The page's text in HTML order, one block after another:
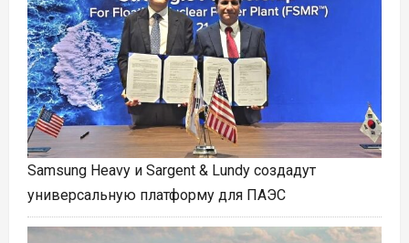
Samsung Heavy и Sargent & Lundy создадут
универсальную платформу для ПАЭС